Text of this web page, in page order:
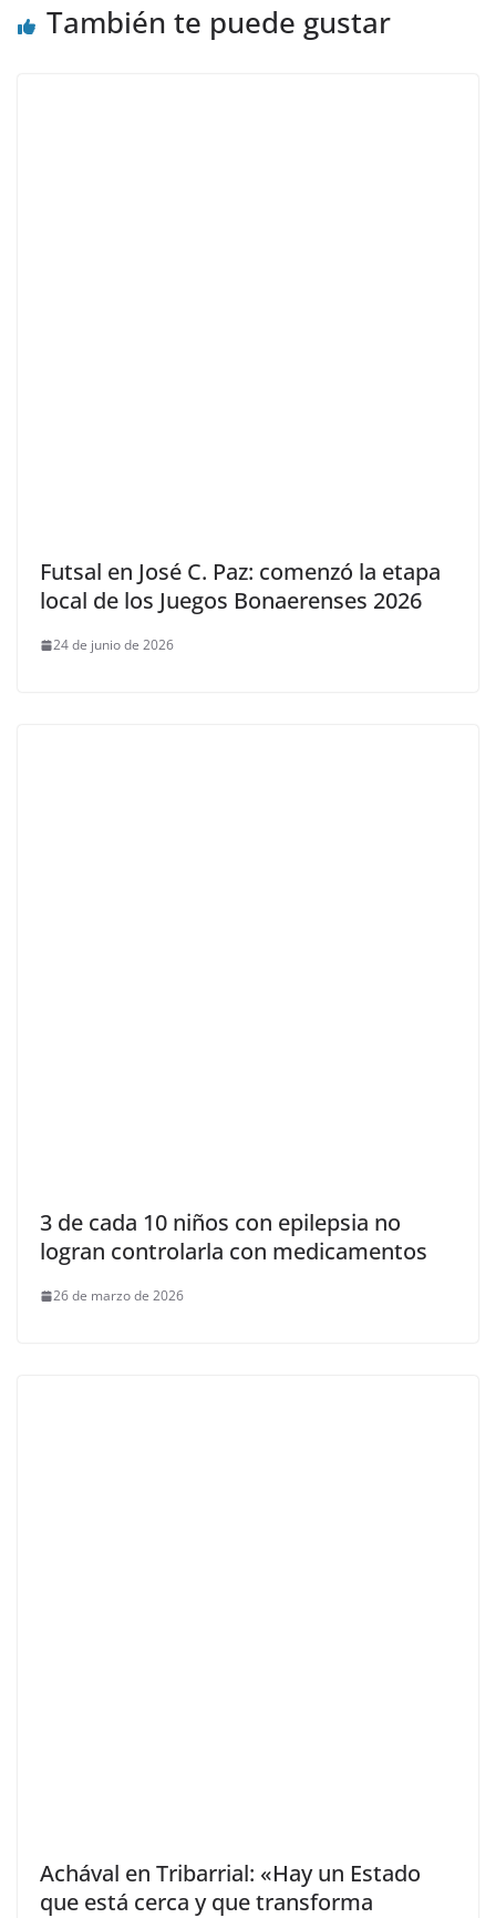
También te puede gustar
Futsal en José C. Paz: comenzó la etapa
local de los Juegos Bonaerenses 2026
24 de junio de 2026
3 de cada 10 niños con epilepsia no
logran controlarla con medicamentos
26 de marzo de 2026
Achával en Tribarrial: «Hay un Estado
que está cerca y que transforma